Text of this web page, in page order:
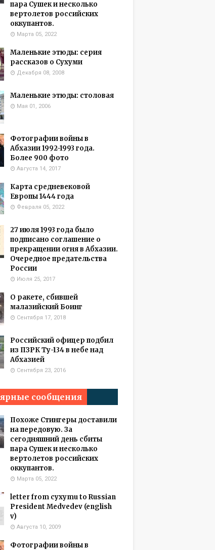
пара Сушек и несколько
вертолетов российских
оккупантов.
Марта 05, 2022
Маленькие этюды: серия
рассказов о Сухуми
Декабря 08, 2008
Маленькие этюды: столовая
Мая 01, 2006
Фотографии войны в
Абхазии 1992-1993 года.
Более 900 фото
Августа 14, 2017
Карта средневековой
Европы 1444 года
Февраля 05, 2022
27 июля 1993 года было
подписано соглашение о
прекращении огня в Абхазии.
Очередное предательства
России
Июля 25, 2017
О ракете, сбившей
малазийский Боинг
Сентября 17, 2018
Российский офицер подбил
из ПЗРК Ту-134 в небе над
Абхазией
Сентября 23, 2016
сообщения
Похоже Стингеры доставили
на передовую. За
сегодняшний день сбиты
пара Сушек и несколько
вертолетов российских
оккупантов.
Марта 05, 2022
letter from cyxymu to Russian
President Medvedev (english
v)
Августа 10, 2009
Фотографии войны в